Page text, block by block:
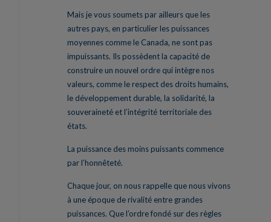
Mais je vous soumets par ailleurs que les
autres pays, en particulier les puissances
moyennes comme le Canada, ne sont pas
impuissants. Ils possèdent la capacité de
construire un nouvel ordre qui intègre nos
valeurs, comme le respect des droits humains,
le développement durable, la solidarité, la
souveraineté et l’intégrité territoriale des
états.
La puissance des moins puissants commence
par l’honnêteté.
Chaque jour, on nous rappelle que nous vivons
à une époque de rivalité entre grandes
puissances. Que l’ordre fondé sur des règles